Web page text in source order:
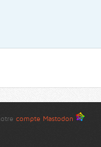
compte Mastodon